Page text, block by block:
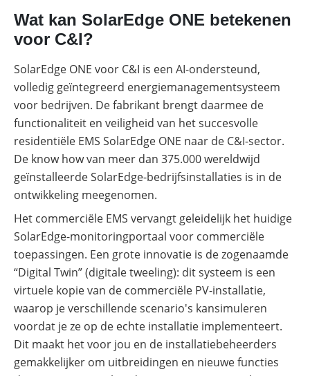
Wat kan SolarEdge ONE betekenen
voor C&I?
SolarEdge ONE voor C&I is een AI-ondersteund,
volledig geïntegreerd energiemanagementsysteem
voor bedrijven. De fabrikant brengt daarmee de
functionaliteit en veiligheid van het succesvolle
residentiële EMS SolarEdge ONE naar de C&I-sector.
De know how van meer dan 375.000 wereldwijd
geïnstalleerde SolarEdge-bedrijfsinstallaties is in de
ontwikkeling meegenomen.
Het commerciële EMS vervangt geleidelijk het huidige
SolarEdge-monitoringportaal voor commerciële
toepassingen. Een grote innovatie is de zogenaamde
“Digital Twin” (digitale tweeling): dit systeem is een
virtuele kopie van de commerciële PV-installatie,
waarop je verschillende scenario's kansimuleren
voordat je ze op de echte installatie implementeert.
Dit maakt het voor jou en de installatiebeheerders
gemakkelijker om uitbreidingen en nieuwe functies